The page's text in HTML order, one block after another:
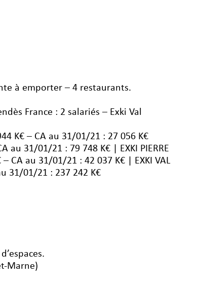
à emporter – 4 restaurants.
France : 2 salariés – Exki Val
K€ – CA au 31/01/21 : 27 056 K€
au 31/01/21 : 79 748 K€ | EXKI PIERRE
CA au 31/01/21 : 42 037 K€ | EXKI VAL
31/01/21 : 237 242 K€
Marne)